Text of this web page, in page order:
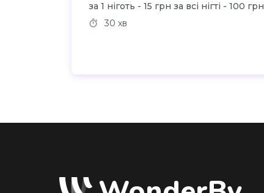
за 1 ніготь - 15 грн за всі нігті - 100 грн
30 хв